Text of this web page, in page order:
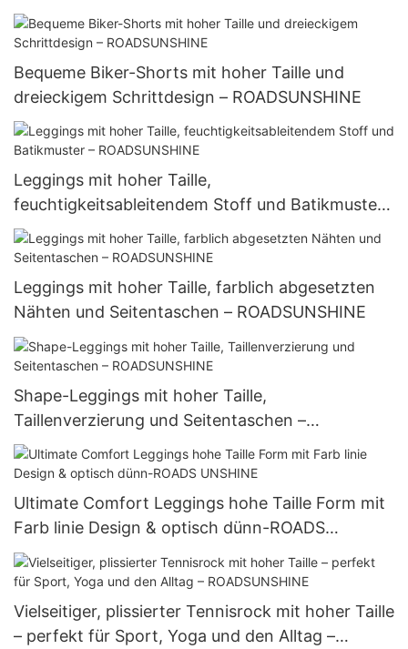
Bequeme Biker-Shorts mit hoher Taille und
dreieckigem Schrittdesign – ROADSUNSHINE
Leggings mit hoher Taille,
feuchtigkeitsableitendem Stoff und Batikmuster
– ROADSUNSHINE
Leggings mit hoher Taille, farblich abgesetzten
Nähten und Seitentaschen – ROADSUNSHINE
Shape-Leggings mit hoher Taille,
Taillenverzierung und Seitentaschen –
ROADSUNSHINE
Ultimate Comfort Leggings hohe Taille Form mit
Farb linie Design & optisch dünn-ROADS
UNSHINE
Vielseitiger, plissierter Tennisrock mit hoher Taille
– perfekt für Sport, Yoga und den Alltag –